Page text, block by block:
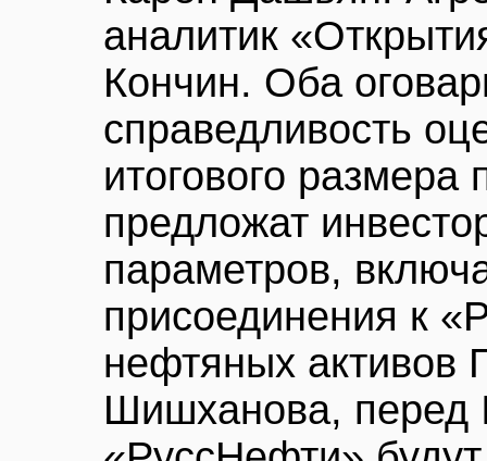
аналитик
Кончин. Оба
справедливость
итогового размера
предложат
параметров,
присоединения к
нефтяных активов
Шишханова, перед